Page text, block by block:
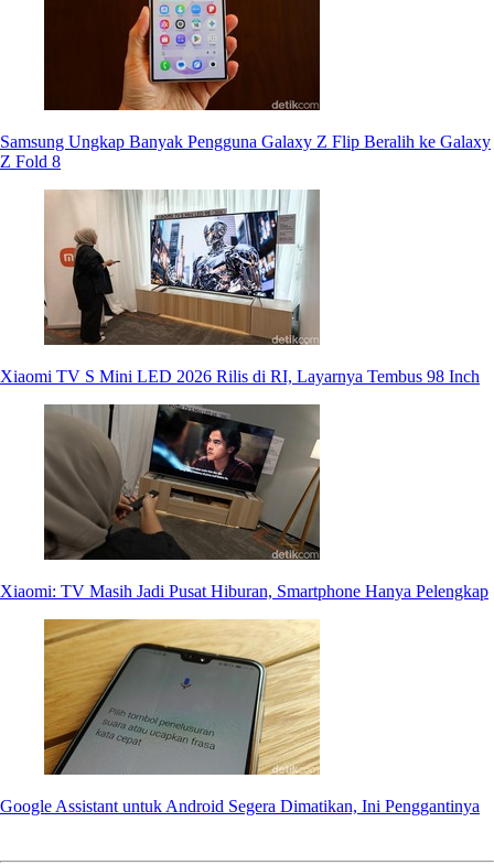
Samsung Ungkap Banyak Pengguna Galaxy Z Flip Beralih ke Galaxy
Z Fold 8
Xiaomi TV S Mini LED 2026 Rilis di RI, Layarnya Tembus 98 Inch
Xiaomi: TV Masih Jadi Pusat Hiburan, Smartphone Hanya Pelengkap
Google Assistant untuk Android Segera Dimatikan, Ini Penggantinya